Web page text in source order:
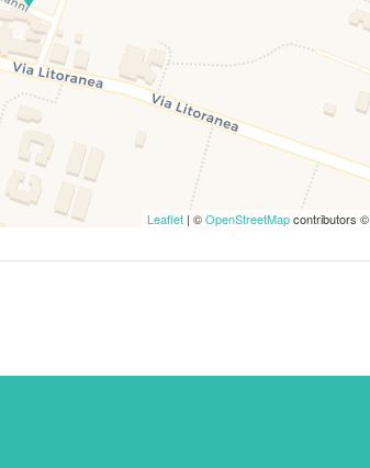
Leaflet | ©OpenStreetMapcontributors ©